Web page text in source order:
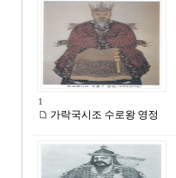
1
가락국시조 수로왕 영정